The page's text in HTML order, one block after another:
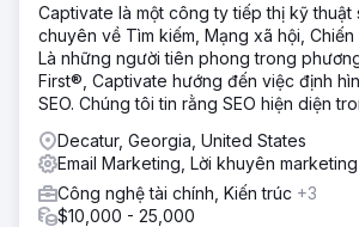
Captivate là một công ty tiếp thị kỹ thuật
chuyên về Tìm kiếm, Mạng xã hội,
Là những người tiên phong trong
First®, Captivate hướng đến việc định
SEO. Chúng tôi tin rằng SEO hiện diện
Decatur, Georgia, United States
Email Marketing, Lời khuyên marketing
Công nghệ tài chính, Kiến trúc +3
$10,000 - 25,000